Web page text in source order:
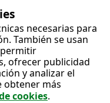
necesarias para
También se usan
ofrecer publicidad
y analizar el
obtener más
cookies.